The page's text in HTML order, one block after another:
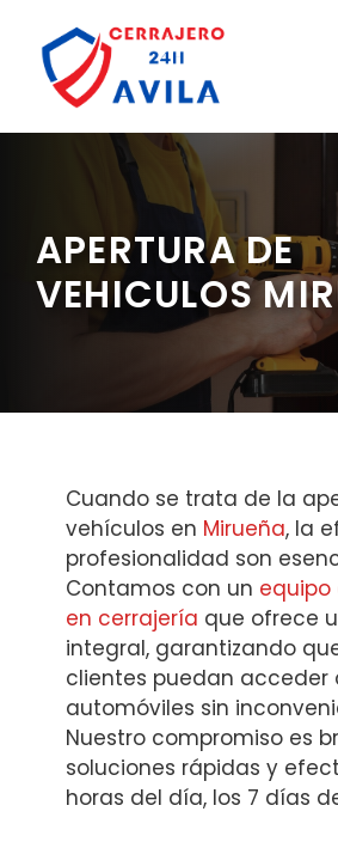
contenido
APERTURA DE
VEHICULOS
Cuando se trata de la
vehículos en Mirueña, la
profesionalidad son
Contamos con un equipo
en cerrajería que ofrece
integral, garantizando
clientes puedan acceder
automóviles sin
Nuestro compromiso es
soluciones rápidas y
horas del día, los 7 días